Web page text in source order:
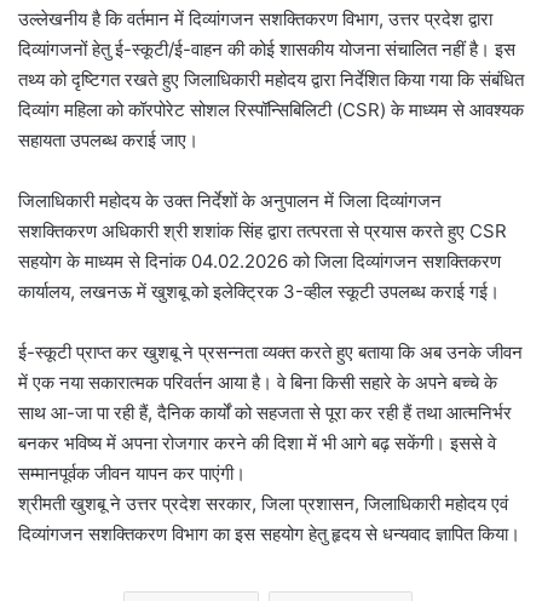
उल्लेखनीय है कि वर्तमान में दिव्यांगजन सशक्तिकरण विभाग, उत्तर प्रदेश द्वारा
दिव्यांगजनों हेतु ई-स्कूटी/ई-वाहन की कोई शासकीय योजना संचालित नहीं है। इस
तथ्य को दृष्टिगत रखते हुए जिलाधिकारी महोदय द्वारा निर्देशित किया गया कि संबंधित
दिव्यांग महिला को कॉरपोरेट सोशल रिस्पॉन्सिबिलिटी (CSR) के माध्यम से आवश्यक
सहायता उपलब्ध कराई जाए।
जिलाधिकारी महोदय के उक्त निर्देशों के अनुपालन में जिला दिव्यांगजन
सशक्तिकरण अधिकारी श्री शशांक सिंह द्वारा तत्परता से प्रयास करते हुए CSR
सहयोग के माध्यम से दिनांक 04.02.2026 को जिला दिव्यांगजन सशक्तिकरण
कार्यालय, लखनऊ में खुशबू को इलेक्ट्रिक 3-व्हील स्कूटी उपलब्ध कराई गई।
ई-स्कूटी प्राप्त कर खुशबू ने प्रसन्नता व्यक्त करते हुए बताया कि अब उनके जीवन
में एक नया सकारात्मक परिवर्तन आया है। वे बिना किसी सहारे के अपने बच्चे के
साथ आ-जा पा रही हैं, दैनिक कार्यों को सहजता से पूरा कर रही हैं तथा आत्मनिर्भर
बनकर भविष्य में अपना रोजगार करने की दिशा में भी आगे बढ़ सकेंगी। इससे वे
सम्मानपूर्वक जीवन यापन कर पाएंगी।
श्रीमती खुशबू ने उत्तर प्रदेश सरकार, जिला प्रशासन, जिलाधिकारी महोदय एवं
दिव्यांगजन सशक्तिकरण विभाग का इस सहयोग हेतु हृदय से धन्यवाद ज्ञापित किया।